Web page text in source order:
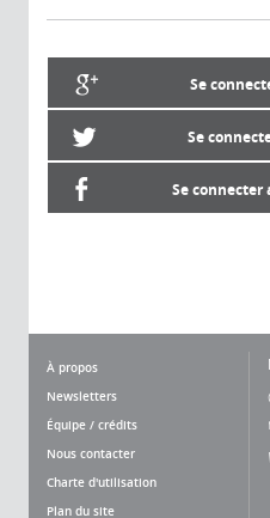
Se
Se
Se connecter
À propos
Newsletters
Équipe / crédits
Nous contacter
Charte d'utilisation
Plan du site